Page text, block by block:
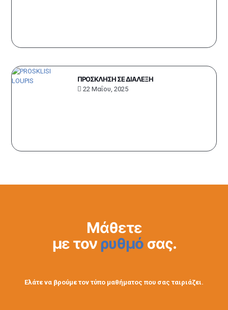
ΠΡΟΣΚΛΗΣΗ ΣΕ ΔΙΑΛΕΞΗ
22 Μαΐου, 2025
Μάθετε
με τονρυθμόσας.
Ελάτε να βρούμε τον τύπο μαθήματος που σας ταιριάζει.